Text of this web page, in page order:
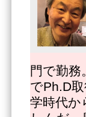
門で勤
でPh.D
学時代か